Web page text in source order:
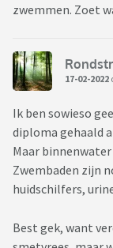
zwemmen. Zoet
17-02-2022
Ik ben sowieso
diploma gehaald
Maar binnenwater
Zwembaden zijn
huidschilfers,
Best gek, want